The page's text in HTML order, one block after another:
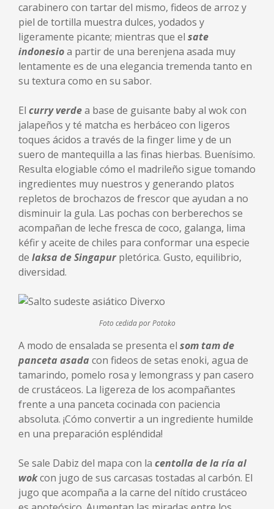
carabinero con tartar del mismo, fideos de arroz y
piel de tortilla muestra dulces, yodados y
ligeramente picante; mientras que el sate
indonesioa partir de una berenjena asada muy
lentamente es de una elegancia tremenda tanto en
su textura como en su sabor.
El curry verdea base de guisante baby al wok con
jalapeños y té matcha es herbáceo con ligeros
toques ácidos a través de la finger lime y de un
suero de mantequilla a las finas hierbas. Buenísimo.
Resulta elogiable cómo el madrileño sigue tomando
ingredientes muy nuestros y generando platos
repletos de brochazos de frescor que ayudan a no
disminuir la gula. Las pochas con berberechos se
acompañan de leche fresca de coco, galanga, lima
kéfir y aceite de chiles para conformar una especie
de laksa de Singapurpletórica. Gusto, equilibrio,
diversidad.
Foto cedida por Potoko
A modo de ensalada se presenta el som tam de
panceta asada con fideos de setas enoki, agua de
tamarindo, pomelo rosa y lemongrass y pan casero
de crustáceos. La ligereza de los acompañantes
frente a una panceta cocinada con paciencia
absoluta. ¡Cómo convertir a un ingrediente humilde
en una preparación espléndida!
Se sale Dabiz del mapa con la centolla de la ría al
wokcon jugo de sus carcasas tostadas al carbón. El
jugo que acompaña a la carne del nítido crustáceo